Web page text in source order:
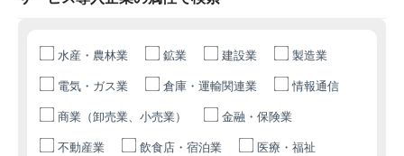
水産・農林業 鉱業 建設業 製造業
電気・ガス業 倉庫・運輸関連業 情報通信
商業（卸売業、小売業） 金融・保険業
不動産業 飲食店・宿泊業 医療・福祉